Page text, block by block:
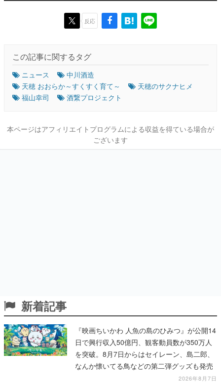
反応
この記事に関するタグ
ニュース
中川酒造
天穂 おおらか～すくすく育て～
天穂のサクナヒメ
福山幸司
酒繋プロジェクト
本ページはアフィリエイトプログラムによる収益を得ている場合が
ございます
新着記事
『映画ちいかわ 人魚の島のひみつ』が公開14
日で興行収入50億円、観客動員数が350万人
を突破。8月7日からはセイレーン、島二郎、
なんか懐いてる鳥などの第二弾グッズも発売
2026年8月7日